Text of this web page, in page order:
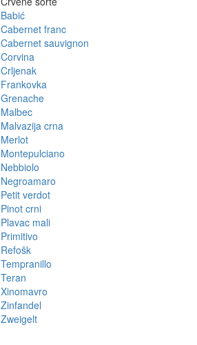
Babić
Cabernet franc
Cabernet sauvignon
Corvina
Crljenak
Frankovka
Grenache
Malbec
Malvazija crna
Merlot
Montepulciano
Nebbiolo
Negroamaro
Petit verdot
Pinot crni
Plavac mali
Primitivo
Refošk
Tempranillo
Teran
Xinomavro
Zinfandel
Zweigelt